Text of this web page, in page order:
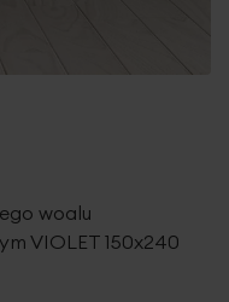
woalu
VIOLET 150x240